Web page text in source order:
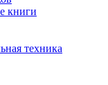
книги
техника